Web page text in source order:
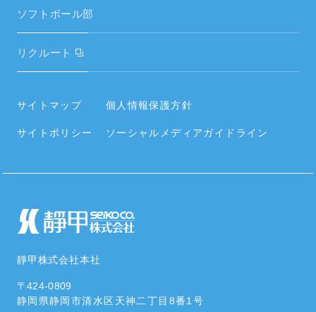
空調周辺部材
住宅設備
財務ハイライト
内部統制システムの整備に関する基本方針
情報セキュリティポリシー
ご挨拶
会社概要・役員・沿革
事業所／関連会社
社員の働く環境
ソフトボール部
リクルート
サイトマップ 個人情報保護方針
サイトポリシー ソーシャルメディアガイドライン
靜甲株式会社本社
〒424-0809
静岡県静岡市清水区天神二丁目8番1号